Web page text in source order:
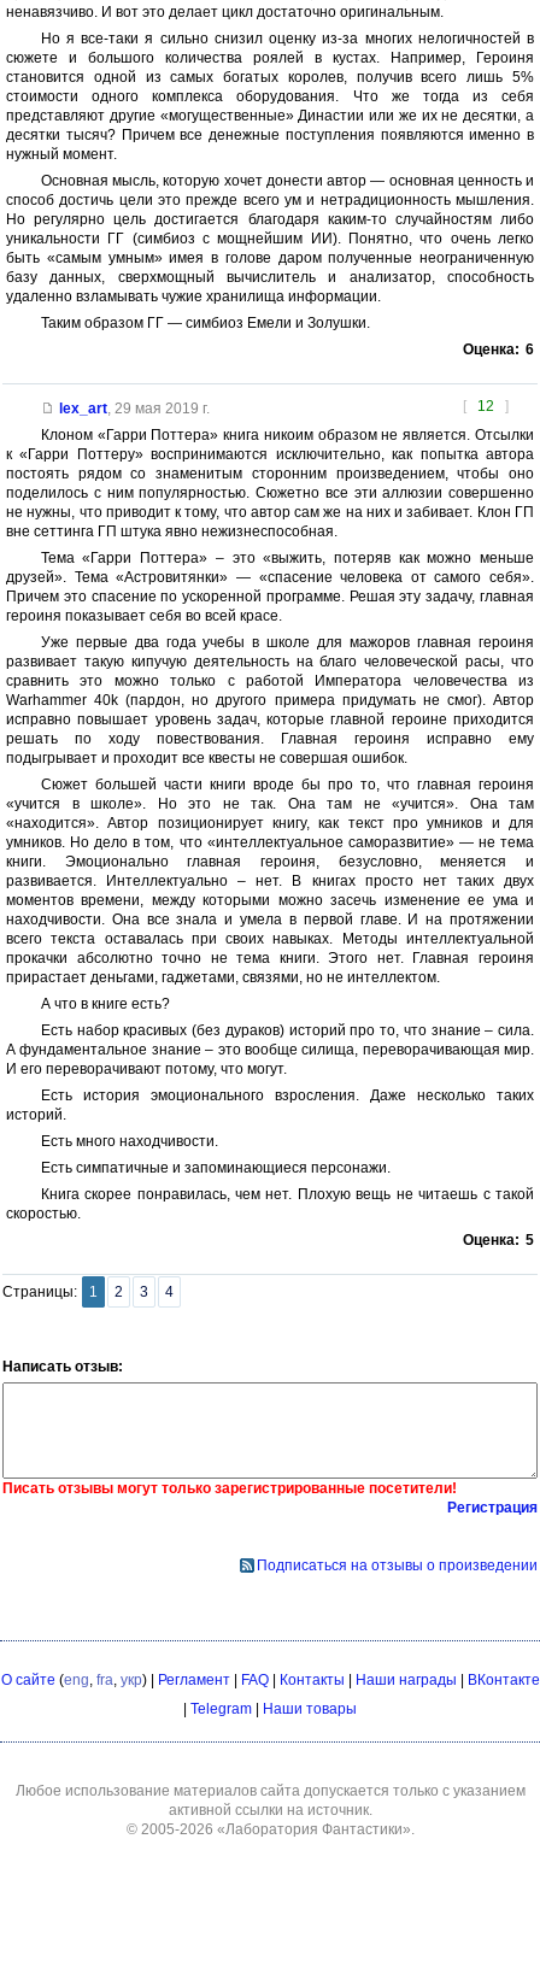
ненавязчиво. И вот это делает цикл достаточно оригинальным.
Но я все-таки я сильно снизил оценку из-за многих нелогичностей в
сюжете и большого количества роялей в кустах. Например, Героиня
становится одной из самых богатых королев, получив всего лишь 5%
стоимости одного комплекса оборудования. Что же тогда из себя
представляют другие «могущественные» Династии или же их не десятки, а
десятки тысяч? Причем все денежные поступления появляются именно в
нужный момент.
Основная мысль, которую хочет донести автор — основная ценность и
способ достичь цели это прежде всего ум и нетрадиционность мышления.
Но регулярно цель достигается благодаря каким-то случайностям либо
уникальности ГГ (симбиоз с мощнейшим ИИ). Понятно, что очень легко
быть «самым умным» имея в голове даром полученные неограниченную
базу данных, сверхмощный вычислитель и анализатор, способность
удаленно взламывать чужие хранилища информации.
Таким образом ГГ — симбиоз Емели и Золушки.
Оценка: 6
[ 12 ]
lex_art, 29 мая 2019 г.
Клоном «Гарри Поттера» книга никоим образом не является. Отсылки
к «Гарри Поттеру» воспринимаются исключительно, как попытка автора
постоять рядом со знаменитым сторонним произведением, чтобы оно
поделилось с ним популярностью. Сюжетно все эти аллюзии совершенно
не нужны, что приводит к тому, что автор сам же на них и забивает. Клон ГП
вне сеттинга ГП штука явно нежизнеспособная.
Тема «Гарри Поттера» – это «выжить, потеряв как можно меньше
друзей». Тема «Астровитянки» — «спасение человека от самого себя».
Причем это спасение по ускоренной программе. Решая эту задачу, главная
героиня показывает себя во всей красе.
Уже первые два года учебы в школе для мажоров главная героиня
развивает такую кипучую деятельность на благо человеческой расы, что
сравнить это можно только с работой Императора человечества из
Warhammer 40k (пардон, но другого примера придумать не смог). Автор
исправно повышает уровень задач, которые главной героине приходится
решать по ходу повествования. Главная героиня исправно ему
подыгрывает и проходит все квесты не совершая ошибок.
Сюжет большей части книги вроде бы про то, что главная героиня
«учится в школе». Но это не так. Она там не «учится». Она там
«находится». Автор позиционирует книгу, как текст про умников и для
умников. Но дело в том, что «интеллектуальное саморазвитие» — не тема
книги. Эмоционально главная героиня, безусловно, меняется и
развивается. Интеллектуально – нет. В книгах просто нет таких двух
моментов времени, между которыми можно засечь изменение ее ума и
находчивости. Она все знала и умела в первой главе. И на протяжении
всего текста оставалась при своих навыках. Методы интеллектуальной
прокачки абсолютно точно не тема книги. Этого нет. Главная героиня
прирастает деньгами, гаджетами, связями, но не интеллектом.
А что в книге есть?
Есть набор красивых (без дураков) историй про то, что знание – сила.
А фундаментальное знание – это вообще силища, переворачивающая мир.
И его переворачивают потому, что могут.
Есть история эмоционального взросления. Даже несколько таких
историй.
Есть много находчивости.
Есть симпатичные и запоминающиеся персонажи.
Книга скорее понравилась, чем нет. Плохую вещь не читаешь с такой
скоростью.
Оценка: 5
Страницы: 1 2 3 4
Написать отзыв:
Писать отзывы могут только зарегистрированные посетители!
Регистрация
Подписаться на отзывы о произведении
О сайте (eng, fra, укр) | Регламент| FAQ| Контакты Наши награды
ВКонтакте
Telegram Наши товары
Любое использование материалов сайта допускается только с указанием
активной ссылки на источник.
© 2005-2026 «Лаборатория Фантастики».